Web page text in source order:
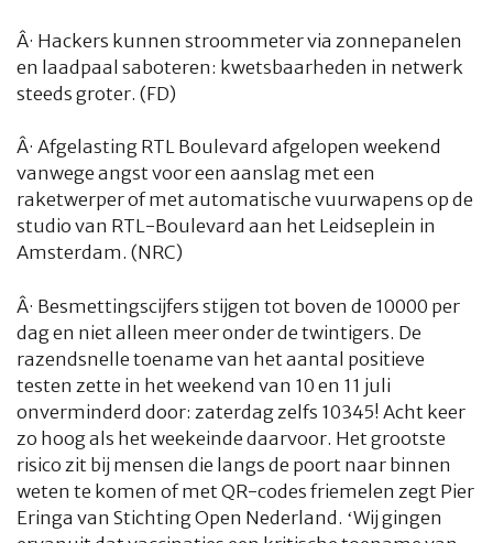
CULTUURRADIO ABONNEMENTDONEREN
AUTEURSADVERTERENZOEKEN
Â· Hackers kunnen stroommeter via zonnepanelen
en laadpaal saboteren: kwetsbaarheden in netwerk
steeds groter. (FD)
Â· Afgelasting RTL Boulevard afgelopen weekend
vanwege angst voor een aanslag met een
raketwerper of met automatische vuurwapens op de
studio van RTL-Boulevard aan het Leidseplein in
Amsterdam. (NRC)
Â· Besmettingscijfers stijgen tot boven de 10000 per
dag en niet alleen meer onder de twintigers. De
razendsnelle toename van het aantal positieve
testen zette in het weekend van 10 en 11 juli
onverminderd door: zaterdag zelfs 10345! Acht keer
zo hoog als het weekeinde daarvoor. Het grootste
risico zit bij mensen die langs de poort naar binnen
weten te komen of met QR-codes friemelen zegt Pier
Eringa van Stichting Open Nederland. ‘Wij gingen